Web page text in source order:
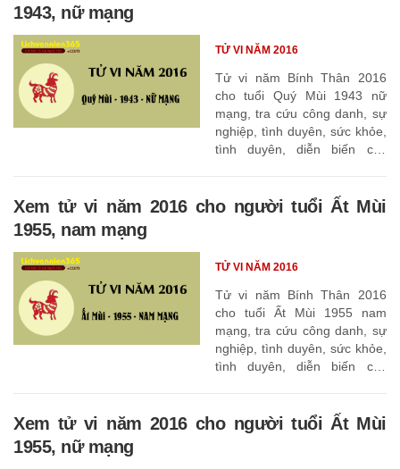
1943, nữ mạng
Tử vi năm Bính Thân 2016
cho tuổi Quý Mùi 1943 nữ
mạng, tra cứu công danh, sự
nghiệp, tình duyên, sức khỏe,
tình duyên, diễn biến các
TỬ VI NĂM 2016
Xem tử vi năm 2016 cho người tuổi Ất Mùi
1955, nam mạng
Tử vi năm Bính Thân 2016
cho tuổi Ất Mùi 1955 nam
mạng, tra cứu công danh, sự
nghiệp, tình duyên, sức khỏe,
tình duyên, diễn biến các
TỬ VI NĂM 2016
Xem tử vi năm 2016 cho người tuổi Ất Mùi
1955, nữ mạng